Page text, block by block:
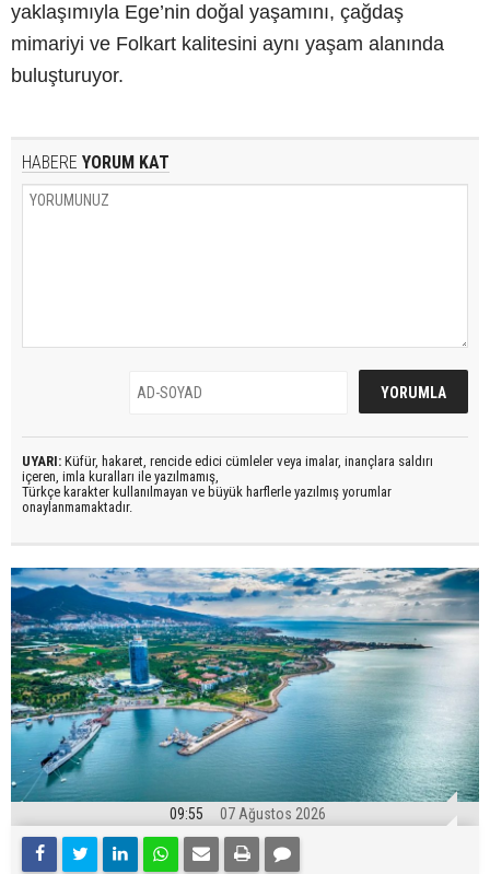
yaklaşımıyla Ege’nin doğal yaşamını, çağdaş
mimariyi ve Folkart kalitesini aynı yaşam alanında
buluşturuyor.
HABERE YORUM KAT
UYARI: Küfür, hakaret, rencide edici cümleler veya imalar, inançlara saldırı
içeren, imla kuralları ile yazılmamış,
Türkçe karakter kullanılmayan ve büyük harflerle yazılmış yorumlar
onaylanmamaktadır.
09:55 07 Ağustos 2026